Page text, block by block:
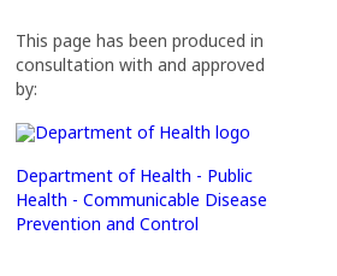
This page has been produced in
consultation with and approved
by:
Department of Health - Public
Health - Communicable Disease
Prevention and Control